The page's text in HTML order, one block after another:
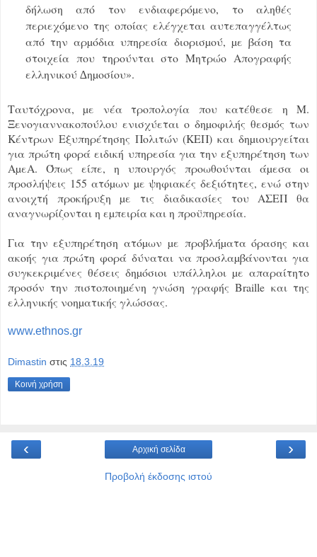
δήλωση από τον ενδιαφερόµενο, το αληθές
περιεχόµενο της οποίας ελέγχεται αυτεπαγγέλτως
από την αρµόδια υπηρεσία διορισµού, µε βάση τα
στοιχεία που τηρούνται στο Μητρώο Απογραφής
ελληνικού ∆ηµοσίου».
Ταυτόχρονα, µε νέα τροπολογία που κατέθεσε η Μ.
Ξενογιαννακοπούλου ενισχύεται ο δηµοφιλής θεσµός των
Κέντρων Εξυπηρέτησης Πολιτών (ΚΕΠ) και δηµιουργείται
για πρώτη φορά ειδική υπηρεσία για την εξυπηρέτηση των
ΑµεΑ. Όπως είπε, η υπουργός προωθούνται άµεσα οι
προσλήψεις 155 ατόµων µε ψηφιακές δεξιότητες, ενώ στην
ανοιχτή προκήρυξη µε τις διαδικασίες του ΑΣΕΠ θα
αναγνωρίζονται η εµπειρία και η προϋπηρεσία.
Για την εξυπηρέτηση ατόµων µε προβλήµατα όρασης και
ακοής για πρώτη φορά δύναται να προσλαµβάνονται για
συγκεκριµένες θέσεις δηµόσιοι υπάλληλοι µε απαραίτητο
προσόν την πιστοποιηµένη γνώση γραφής Braille και της
ελληνικής νοηµατικής γλώσσας.
www.ethnos.gr
Dimastin στις 18.3.19
Κοινή χρήση
‹ ›
Αρχική σελίδα
Προβολή έκδοσης ιστού